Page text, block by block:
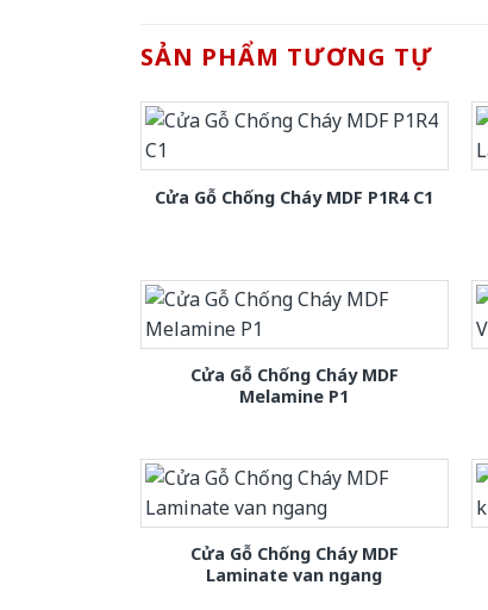
SẢN PHẨM TƯƠNG TỰ
Cửa Gỗ Chống Cháy MDF P1R4 C1
Cửa Gỗ Chống Cháy MDF
Melamine P1
Cửa Gỗ Chống Cháy MDF
Laminate van ngang